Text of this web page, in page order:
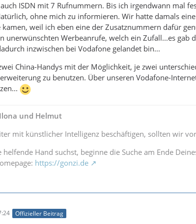
ISDN mit 7 Rufnummern. Bis ich irgendwann mal
ohne mich zu informieren. Wir hatte damals
kamen, weil ich eben eine der Zusatznummern dafür
unerwünschten Werbeanrufe, welch ein Zufall...es
inzwischen bei Vodafone gelandet bin...
China-Handys mit der Möglichkeit, je zwei
zu benutzen. Über unseren Vodafone-
und Helmut
mit künstlicher Intelligenz beschäftigen, sollten wir
Hand suchst, beginne die Suche am Ende
https://gonzi.de
Offizieller Beitrag